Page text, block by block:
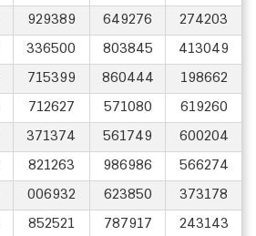
929389 649276
274203
336500 803845
413049
715399 860444
198662
712627 571080
619260
371374 561749
600204
821263 986986
566274
006932 623850
373178
852521 787917
243143